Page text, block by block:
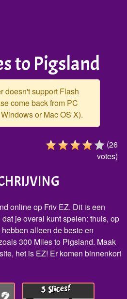
to Pigsland
doesn't support Flash
come back from PC
or Mac OS X).
(26
votes)
online op Friv EZ. Dit is een
je overal kunt spelen: thuis, op
alleen de beste en
300 Miles to Pigsland. Maak
het is EZ! Er komen binnenkort